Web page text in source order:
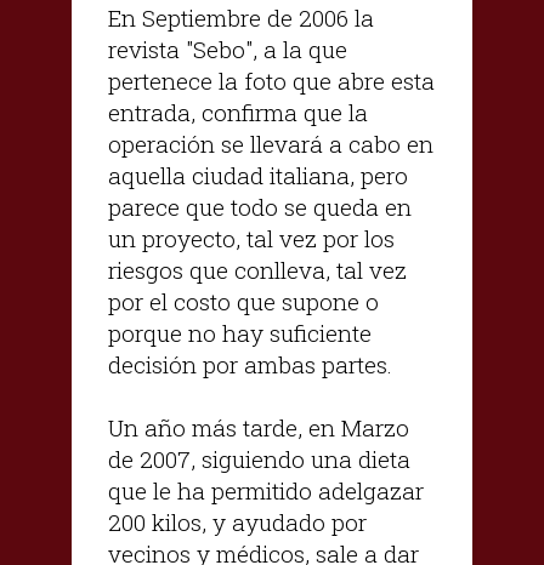
En Septiembre de 2006 la
revista "Sebo", a la que
pertenece la foto que abre esta
entrada, confirma que la
operación se llevará a cabo en
aquella ciudad italiana, pero
parece que todo se queda en
un proyecto, tal vez por los
riesgos que conlleva, tal vez
por el costo que supone o
porque no hay suficiente
decisión por ambas partes.
Un año más tarde, en Marzo
de 2007, siguiendo una dieta
que le ha permitido adelgazar
200 kilos, y ayudado por
vecinos y médicos, sale a dar